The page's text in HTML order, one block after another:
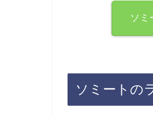
ソミ
ソミートの